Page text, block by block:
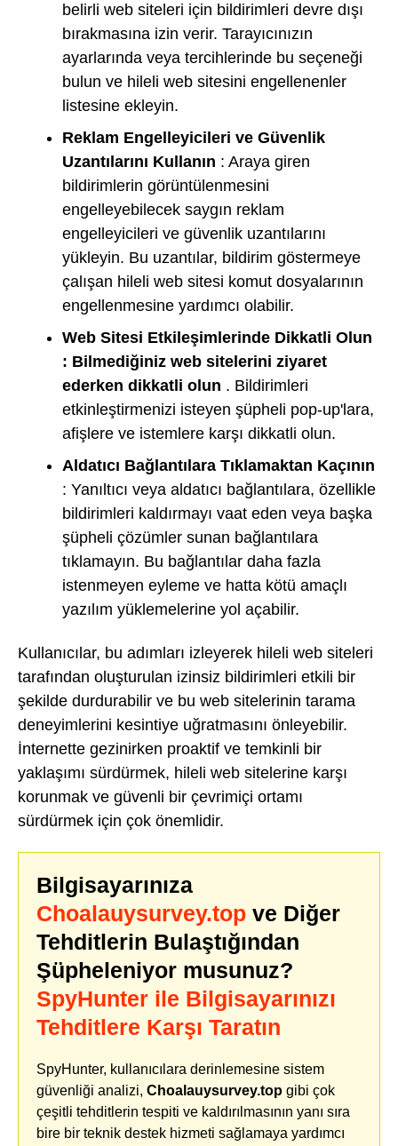
belirli web siteleri için bildirimleri devre dışı
bırakmasına izin verir. Tarayıcınızın
ayarlarında veya tercihlerinde bu seçeneği
bulun ve hileli web sitesini engellenenler
listesine ekleyin.
Reklam Engelleyicileri ve Güvenlik
Uzantılarını Kullanın : Araya giren
bildirimlerin görüntülenmesini
engelleyebilecek saygın reklam
engelleyicileri ve güvenlik uzantılarını
yükleyin. Bu uzantılar, bildirim göstermeye
çalışan hileli web sitesi komut dosyalarının
engellenmesine yardımcı olabilir.
Web Sitesi Etkileşimlerinde Dikkatli Olun
: Bilmediğiniz web sitelerini ziyaret
ederken dikkatli olun . Bildirimleri
etkinleştirmenizi isteyen şüpheli pop-up'lara,
afişlere ve istemlere karşı dikkatli olun.
Aldatıcı Bağlantılara Tıklamaktan Kaçının
: Yanıltıcı veya aldatıcı bağlantılara, özellikle
bildirimleri kaldırmayı vaat eden veya başka
şüpheli çözümler sunan bağlantılara
tıklamayın. Bu bağlantılar daha fazla
istenmeyen eyleme ve hatta kötü amaçlı
yazılım yüklemelerine yol açabilir.
Kullanıcılar, bu adımları izleyerek hileli web siteleri
tarafından oluşturulan izinsiz bildirimleri etkili bir
şekilde durdurabilir ve bu web sitelerinin tarama
deneyimlerini kesintiye uğratmasını önleyebilir.
İnternette gezinirken proaktif ve temkinli bir
yaklaşımı sürdürmek, hileli web sitelerine karşı
korunmak ve güvenli bir çevrimiçi ortamı
sürdürmek için çok önemlidir.
Bilgisayarınıza
Choalauysurvey.top ve Diğer
Tehditlerin Bulaştığından
Şüpheleniyor musunuz?
SpyHunter ile Bilgisayarınızı
Tehditlere Karşı Taratın
SpyHunter, kullanıcılara derinlemesine sistem
güvenliği analizi, Choalauysurvey.top gibi çok
çeşitli tehditlerin tespiti ve kaldırılmasının yanı sıra
bire bir teknik destek hizmeti sağlamaya yardımcı